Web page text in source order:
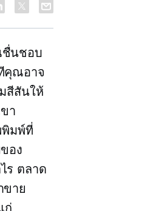
ชื่นชอบ
คุณอาจ
สีสันให้
า
พิมพ์ที่
อง
ร ตลาด
ขาย
ก่